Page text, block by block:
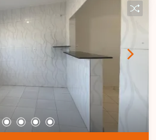
de projetos residenciais
uma excelente
deseja investir ou
Esta é uma
para adquirir um terreno
Santa Mônica. Agende
todos os detalhes